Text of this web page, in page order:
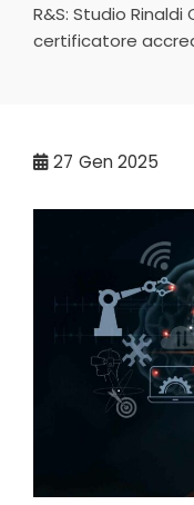
R&S: Studio
certificatore
27 Gen 2025